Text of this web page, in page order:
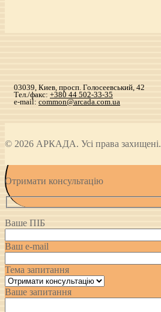
03039, Киев, просп. Голосеевський, 42
Тел./факс: +380 44 502-33-35
e-mail: common@arcada.com.ua
© 2026 АРКАДА. Усі права захищені.
Отримати консультацію
Ваше ПІБ
Ваш e-mail
Тема запитання
Ваше запитання